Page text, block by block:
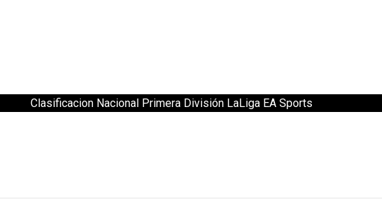
Clasificacion Nacional Primera División LaLiga EA Sports